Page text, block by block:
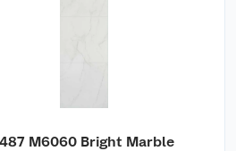
M6060 Bright Marble